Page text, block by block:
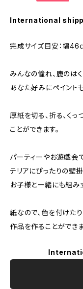
International
完成サイズ目安：幅
みんなの憧れ、鹿のは
あなた好みにペイント
厚紙を切る、折る、く
ことができます。
パーティーやお遊戯会
テリアにぴったりの壁
お子様と一緒にも組み
紙なので、色を付けた
作品を作ることができま